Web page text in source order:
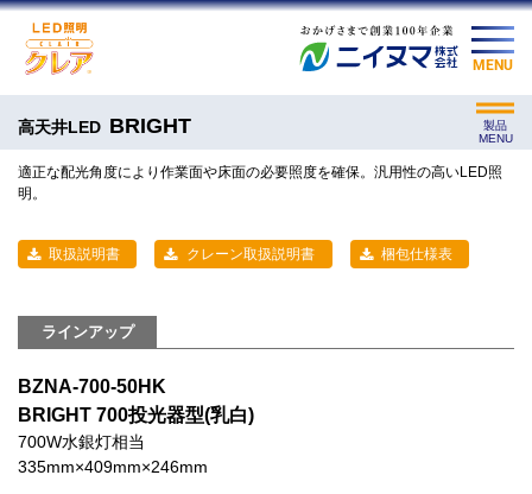
MENU
高天井LED BRIGHT
製品
MENU
適正な配光角度により作業面や床面の必要照度を確保。汎用性の高いLED照
明。
取扱説明書 クレーン取扱説明書 梱包仕様表
ラインアップ
BZNA-700-50HK
BRIGHT 700投光器型(乳白)
700W水銀灯相当
335mm×409mm×246mm